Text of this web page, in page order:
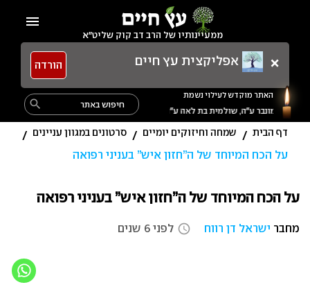
content
ממעיינותיו של הרב דב קוק שליט"א
menu
× אפליקצית עץ חיים הורדה
Search
for:
search
האתר מוקדש לעילוי נשמת
דף הבית / שמחה וחיזוקים יומיים / סרטונים במגוון עניינים /
על הכח המיוחד של ה”חזון איש” בעניני רפואה
על הכח המיוחד של ה”חזון איש” בעניני רפואה
מחבר ישראל דן רווח access_time לפני 6 שנים